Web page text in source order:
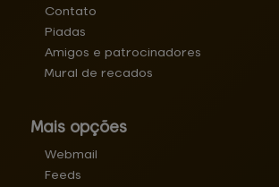
Contato
Piadas
Amigos e patrocinadores
Mural de recados
Mais opções
Webmail
Feeds